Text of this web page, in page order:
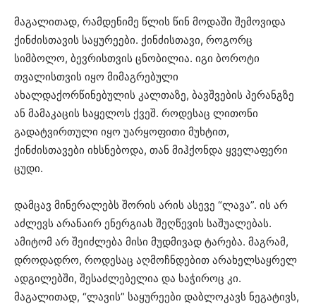
მაგალითად, რამდენიმე წლის წინ მოდაში შემოვიდა
ქინძისთავის საყურეები. ქინძისთავი, როგორც
სიმბოლო, ბევრისთვის ცნობილია. იგი ბოროტი
თვალისთვის იყო მიმაგრებული
ახალდაქორწინებულის კალთაზე, ბავშვების პერანგზე
ან მამაკაცის საყელოს ქვეშ. როდესაც ლითონი
გადატვირთული იყო უარყოფითი მუხტით,
ქინძისთავები იხსნებოდა, თან მიჰქონდა ყველაფერი
ცუდი.
დამცავ მინერალებს შორის არის ასევე “ლავა”. ის არ
აძლევს არანაირ ენერგიას შეღწევის საშუალებას.
ამიტომ არ შეიძლება მისი მუდმივად ტარება. მაგრამ,
დროდადრო, როდესაც აღმოჩნდებით არახელსაყრელ
ადგილებში, შესაძლებელია და საჭიროც კი.
მაგალითად, “ლავის” საყურეები დაბლოკავს ნეგატივს,